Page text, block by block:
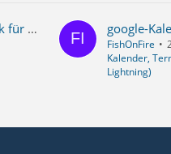
Gemeinsames Thunderbird-USB-Laufwerk für mehrere PCs
FishOnFire
Kalender,
Lightning)